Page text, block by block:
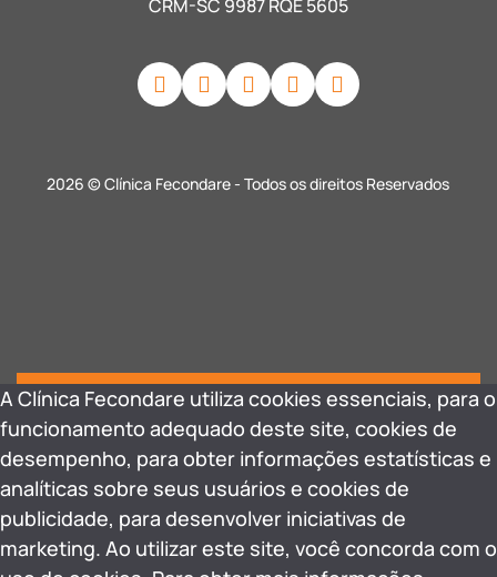
CRM-SC 9987 RQE 5605
2026 © Clínica Fecondare - Todos os direitos Reservados
A Clínica Fecondare utiliza cookies essenciais, para o
funcionamento adequado deste site, cookies de
desempenho, para obter informações estatísticas e
analíticas sobre seus usuários e cookies de
publicidade, para desenvolver iniciativas de
marketing. Ao utilizar este site, você concorda com o